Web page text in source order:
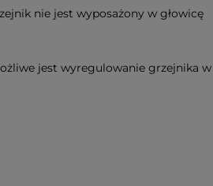
nie jest wyposażony w głowicę
jest wyregulowanie grzejnika w